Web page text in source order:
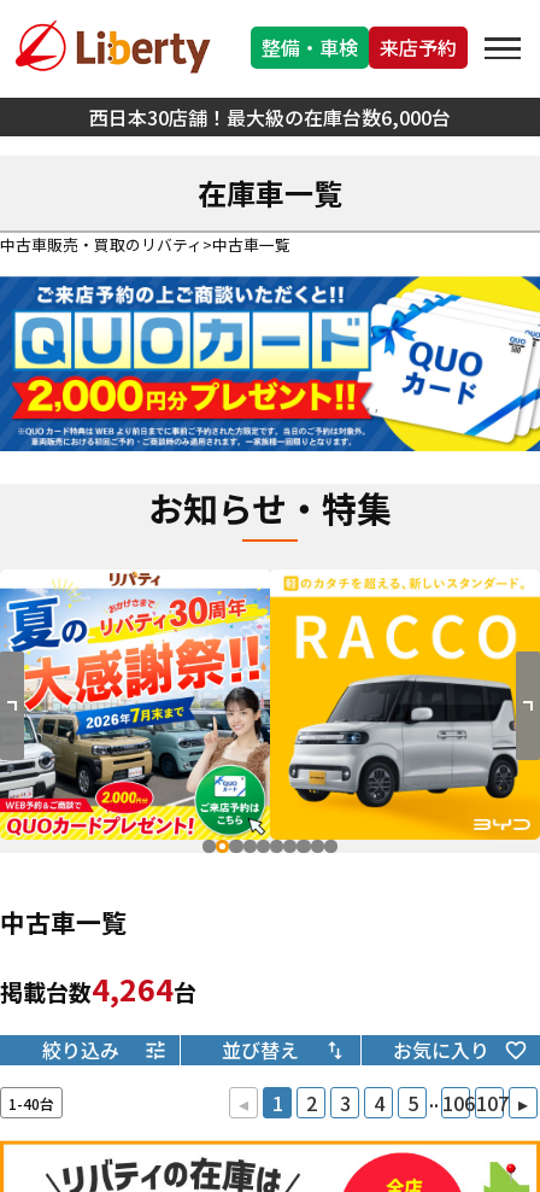
西日本30店舗！最大級の在庫台数6,000台
整備・車検 来店予約
在庫車一覧
中古車販売・買取のリバティ 中古車一覧
お知らせ・特集
中古車一覧
掲載台数4,264台
絞り込み 並び替え お気に入り
1-40台 ◂ 1 2 3 4 5 .. 106107 ▸